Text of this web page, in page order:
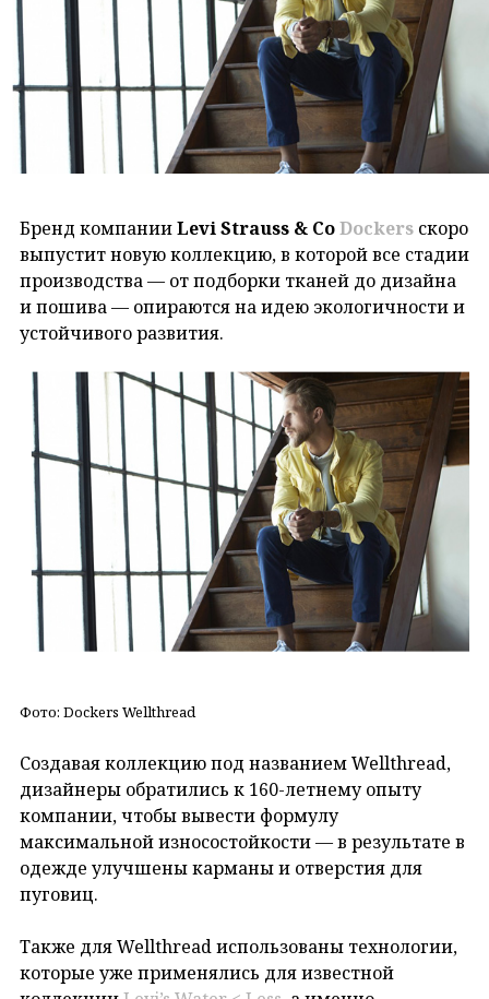
Бренд компанииLevi Strauss & CoDockers скоро
выпустит новую коллекцию, в которой все стадии
производства — от подборки тканей до дизайна
и пошива — опираются на идею экологичности и
устойчивого развития.
Фото: Dockers Wellthread
Создавая коллекцию под названием Wellthread,
дизайнеры обратились к 160-летнему опыту
компании, чтобы вывести формулу
максимальной износостойкости — в результате в
одежде улучшены карманы и отверстия для
пуговиц.
Также для Wellthread использованы технологии,
которые уже применялись для известной